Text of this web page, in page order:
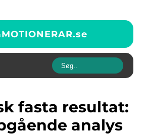
se
analys